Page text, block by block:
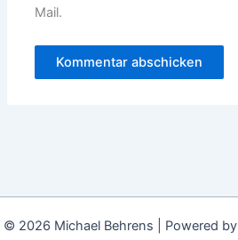
Mail.
© 2026 Michael Behrens | Powered by